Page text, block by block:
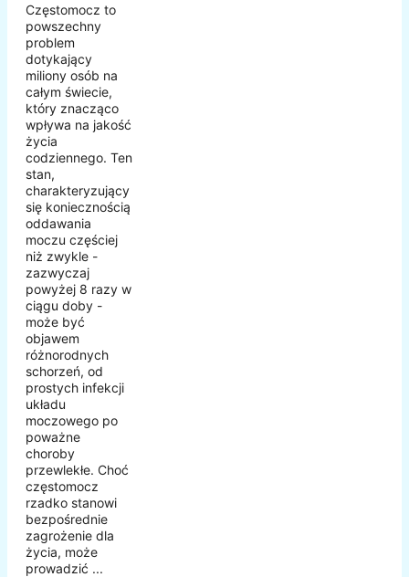
Częstomocz to
powszechny
problem
dotykający
miliony osób na
całym świecie,
który znacząco
wpływa na jakość
życia
codziennego. Ten
stan,
charakteryzujący
się koniecznością
oddawania
moczu częściej
niż zwykle -
zazwyczaj
powyżej 8 razy w
ciągu doby -
może być
objawem
różnorodnych
schorzeń, od
prostych infekcji
układu
moczowego po
poważne
choroby
przewlekłe. Choć
częstomocz
rzadko stanowi
bezpośrednie
zagrożenie dla
życia, może
prowadzić ...